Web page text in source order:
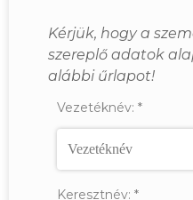
Kérjük, hogy a
szereplő adatok
alábbi űrlapot!
Vezetéknév: *
Keresztnév: *